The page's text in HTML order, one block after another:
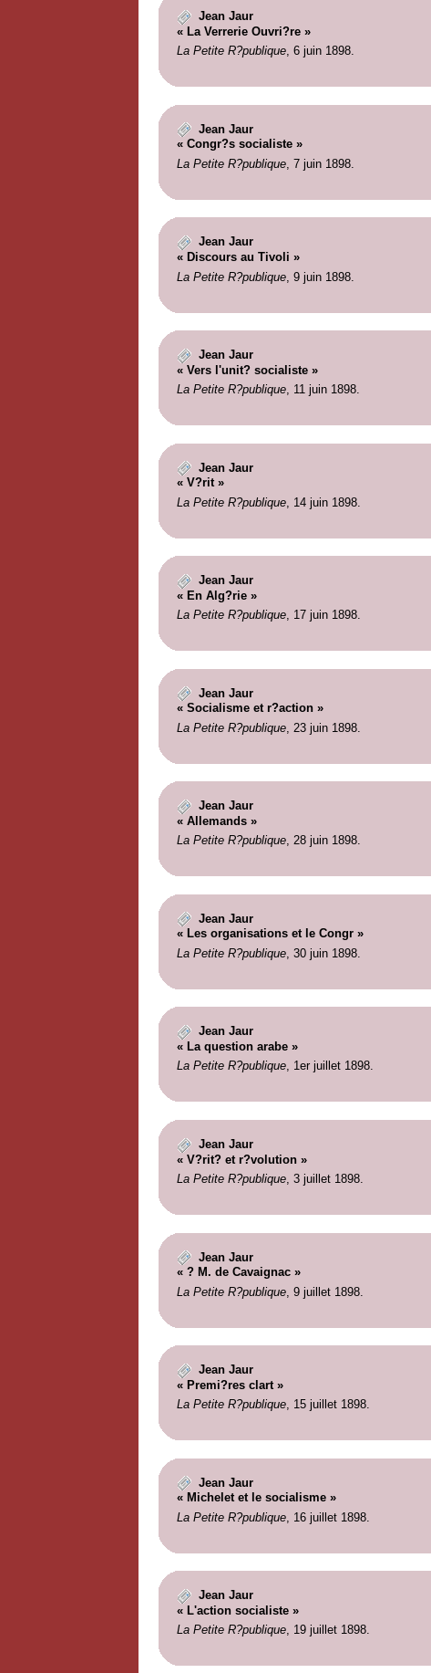
Jean Jaur
« La Verrerie Ouvri?re »
La Petite R?publique, 6 juin 1898.
Jean Jaur
« Congr?s socialiste »
La Petite R?publique, 7 juin 1898.
Jean Jaur
« Discours au Tivoli »
La Petite R?publique, 9 juin 1898.
Jean Jaur
« Vers l'unit? socialiste »
La Petite R?publique, 11 juin 1898.
Jean Jaur
« V?rit »
La Petite R?publique, 14 juin 1898.
Jean Jaur
« En Alg?rie »
La Petite R?publique, 17 juin 1898.
Jean Jaur
« Socialisme et r?action »
La Petite R?publique, 23 juin 1898.
Jean Jaur
« Allemands »
La Petite R?publique, 28 juin 1898.
Jean Jaur
« Les organisations et le Congr »
La Petite R?publique, 30 juin 1898.
Jean Jaur
« La question arabe »
La Petite R?publique, 1er juillet 1898.
Jean Jaur
« V?rit? et r?volution »
La Petite R?publique, 3 juillet 1898.
Jean Jaur
« ? M. de Cavaignac »
La Petite R?publique, 9 juillet 1898.
Jean Jaur
« Premi?res clart »
La Petite R?publique, 15 juillet 1898.
Jean Jaur
« Michelet et le socialisme »
La Petite R?publique, 16 juillet 1898.
Jean Jaur
« L'action socialiste »
La Petite R?publique, 19 juillet 1898.